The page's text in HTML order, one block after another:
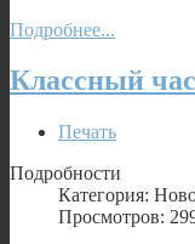
Подробнее...
Классный
Печать
Подробности
Категория:
Просмотров: